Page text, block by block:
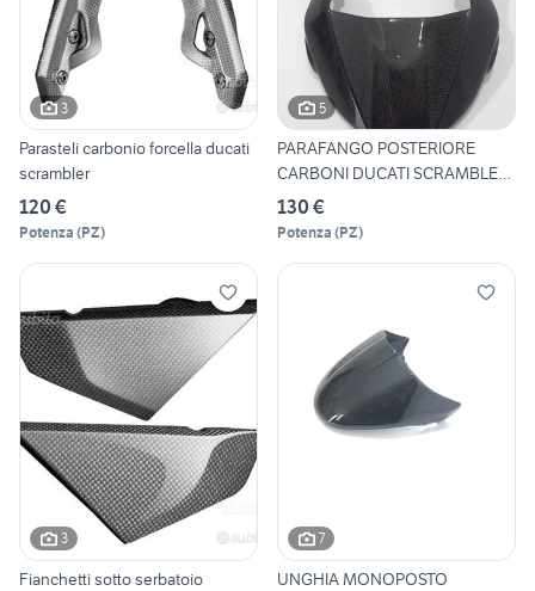
3
Parasteli carbonio forcella ducati
scrambler
120 €
Potenza (PZ)
5
PARAFANGO POSTERIORE
CARBONI DUCATI SCRAMBLER
400
130 €
Potenza (PZ)
3
Fianchetti sotto serbatoio
7
UNGHIA MONOPOSTO